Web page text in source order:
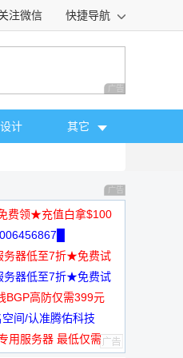
注微信 快捷导航
广告 商业广告，理
计 其它
广告 商业广告，理
费领★充值白拿$100
务器低至7折★免费试
务器低至7折★免费试
BGP高防仅需399元
间/认准腾佑科技
用服务器 最低仅需